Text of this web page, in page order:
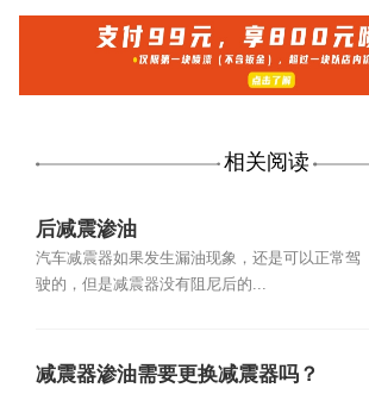
相关阅读
后减震渗油
汽车减震器如果发生漏油现象，还是可以正常驾
驶的，但是减震器没有阻尼后的...
减震器渗油需要更换减震器吗？